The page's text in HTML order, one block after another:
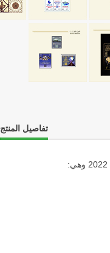
تفاصيل المنتج